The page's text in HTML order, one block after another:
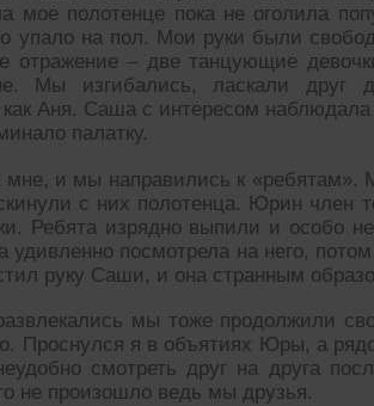
мое полотенце пока не оголила
упало на пол. Мои руки были
отражение – две танцующие
Мы изгибались, ласкали друг
как Аня. Саша с интересом
палатку.
мне, и мы направились к
с них полотенца. Юрин член
Ребята изрядно выпили и особо
посмотрела на него,
руку Саши, и она странным
мы тоже продолжили
Проснулся я в объятиях Юры, а
смотреть друг на друга
не произошло ведь мы друзья.